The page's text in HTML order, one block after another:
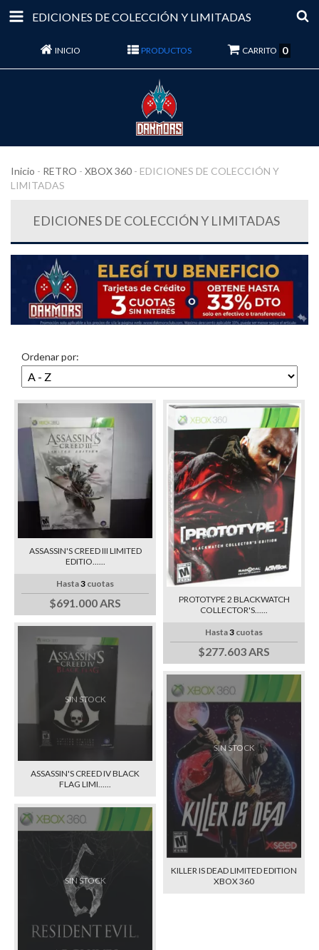
EDICIONES DE COLECCIÓN Y LIMITADAS
INICIO PRODUCTOS CARRITO 0
Inicio - RETRO - XBOX 360 - EDICIONES DE COLECCIÓN Y
LIMITADAS
EDICIONES DE COLECCIÓN Y LIMITADAS
Ordenar por:
ASSASSIN'S CREED III LIMITED
EDITIO......
Hasta3 cuotas
$691.000 ARS
PROTOTYPE 2 BLACKWATCH
COLLECTOR'S......
Hasta3 cuotas
$277.603 ARS
SIN STOCK
ASSASSIN'S CREED IV BLACK
FLAG LIMI......
SIN STOCK
KILLER IS DEAD LIMITED EDITION
XBOX 360
SIN STOCK